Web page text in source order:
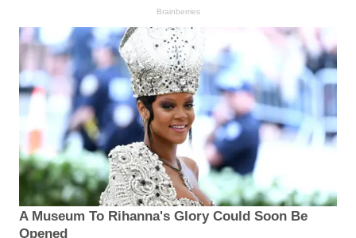
Brainberries
A Museum To Rihanna's Glory Could Soon Be
Opened